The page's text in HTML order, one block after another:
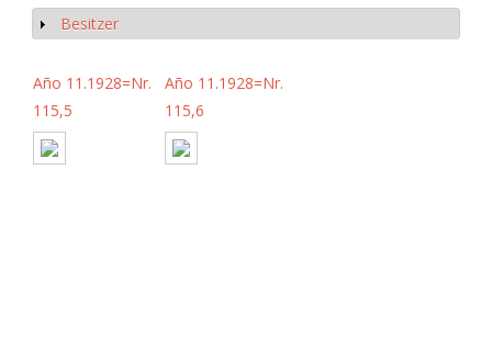
Anzeigen
Besitzer
Año 11.1928=Nr.
115,5
Año 11.1928=Nr.
115,6